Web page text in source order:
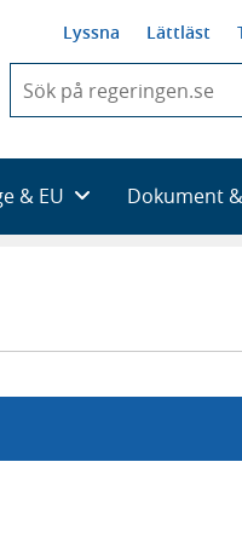
Lyssna Lättläst
du
skriva
framträder
en
& EU Dokument